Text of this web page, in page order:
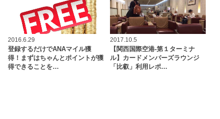
2016.6.29
登録するだけでANAマイル獲
得！まずはちゃんとポイントが獲
得できることを…
2017.10.5
【関西国際空港-第１ターミナ
ル】カードメンバーズラウンジ
「比叡」利用レポ…